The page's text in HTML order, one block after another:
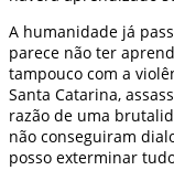
A humanidade já
parece não ter
tampouco com a
Santa Catarina,
razão de uma
não conseguiram
posso exterminar